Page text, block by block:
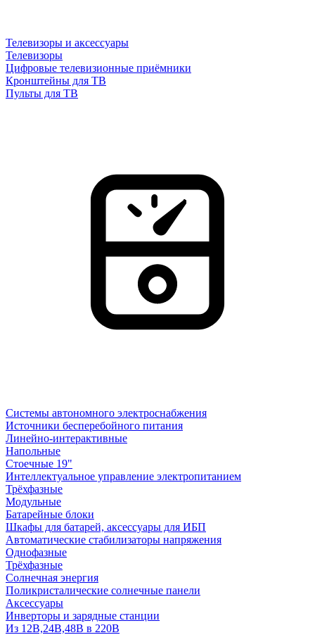
Телевизоры и аксессуары
Телевизоры
Цифровые телевизионные приёмники
Кронштейны для ТВ
Пульты для ТВ
Системы автономного электроснабжения
Источники бесперебойного питания
Линейно-интерактивные
Напольные
Стоечные 19"
Интеллектуальное управление электропитанием
Трёхфазные
Модульные
Батарейные блоки
Шкафы для батарей, аксессуары для ИБП
Автоматические стабилизаторы напряжения
Однофазные
Трёхфазные
Солнечная энергия
Поликристалические солнечные панели
Аксессуары
Инверторы и зарядные станции
Из 12В,24В,48В в 220В